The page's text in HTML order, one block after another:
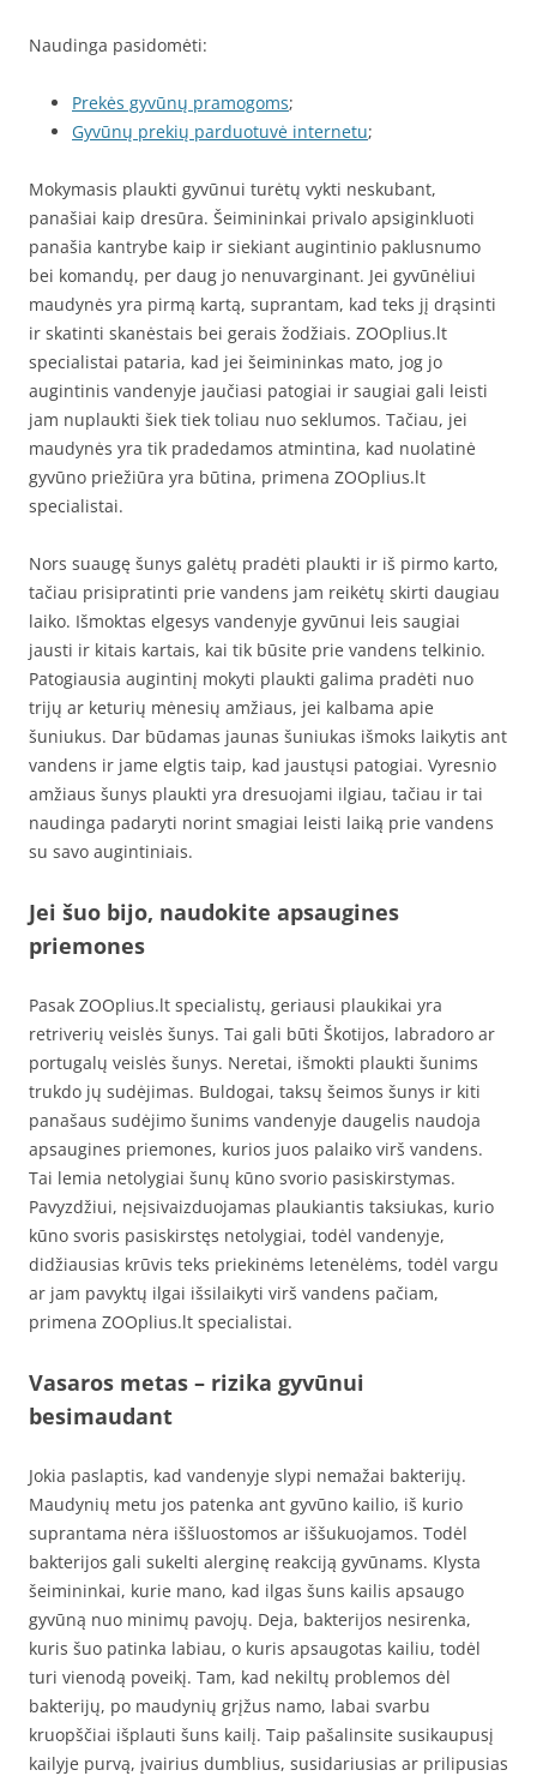
Naudinga pasidomėti:
Prekės gyvūnų pramogoms;
Gyvūnų prekių parduotuvė internetu;
Mokymasis plaukti gyvūnui turėtų vykti neskubant,
panašiai kaip dresūra. Šeimininkai privalo apsiginkluoti
panašia kantrybe kaip ir siekiant augintinio paklusnumo
bei komandų, per daug jo nenuvarginant. Jei gyvūnėliui
maudynės yra pirmą kartą, suprantam, kad teks jį drąsinti
ir skatinti skanėstais bei gerais žodžiais. ZOOplius.lt
specialistai pataria, kad jei šeimininkas mato, jog jo
augintinis vandenyje jaučiasi patogiai ir saugiai gali leisti
jam nuplaukti šiek tiek toliau nuo seklumos. Tačiau, jei
maudynės yra tik pradedamos atmintina, kad nuolatinė
gyvūno priežiūra yra būtina, primena ZOOplius.lt
specialistai.
Nors suaugę šunys galėtų pradėti plaukti ir iš pirmo karto,
tačiau prisipratinti prie vandens jam reikėtų skirti daugiau
laiko. Išmoktas elgesys vandenyje gyvūnui leis saugiai
jausti ir kitais kartais, kai tik būsite prie vandens telkinio.
Patogiausia augintinį mokyti plaukti galima pradėti nuo
trijų ar keturių mėnesių amžiaus, jei kalbama apie
šuniukus. Dar būdamas jaunas šuniukas išmoks laikytis ant
vandens ir jame elgtis taip, kad jaustųsi patogiai. Vyresnio
amžiaus šunys plaukti yra dresuojami ilgiau, tačiau ir tai
naudinga padaryti norint smagiai leisti laiką prie vandens
su savo augintiniais.
Jei šuo bijo, naudokite apsaugines
priemones
Pasak ZOOplius.lt specialistų, geriausi plaukikai yra
retriverių veislės šunys. Tai gali būti Škotijos, labradoro ar
portugalų veislės šunys. Neretai, išmokti plaukti šunims
trukdo jų sudėjimas. Buldogai, taksų šeimos šunys ir kiti
panašaus sudėjimo šunims vandenyje daugelis naudoja
apsaugines priemones, kurios juos palaiko virš vandens.
Tai lemia netolygiai šunų kūno svorio pasiskirstymas.
Pavyzdžiui, neįsivaizduojamas plaukiantis taksiukas, kurio
kūno svoris pasiskirstęs netolygiai, todėl vandenyje,
didžiausias krūvis teks priekinėms letenėlėms, todėl vargu
ar jam pavyktų ilgai išsilaikyti virš vandens pačiam,
primena ZOOplius.lt specialistai.
Vasaros metas – rizika gyvūnui
besimaudant
Jokia paslaptis, kad vandenyje slypi nemažai bakterijų.
Maudynių metu jos patenka ant gyvūno kailio, iš kurio
suprantama nėra iššluostomos ar iššukuojamos. Todėl
bakterijos gali sukelti alerginę reakciją gyvūnams. Klysta
šeimininkai, kurie mano, kad ilgas šuns kailis apsaugo
gyvūną nuo minimų pavojų. Deja, bakterijos nesirenka,
kuris šuo patinka labiau, o kuris apsaugotas kailiu, todėl
turi vienodą poveikį. Tam, kad nekiltų problemos dėl
bakterijų, po maudynių grįžus namo, labai svarbu
kruopščiai išplauti šuns kailį. Taip pašalinsite susikaupusį
kailyje purvą, įvairius dumblius, susidariusias ar prilipusias